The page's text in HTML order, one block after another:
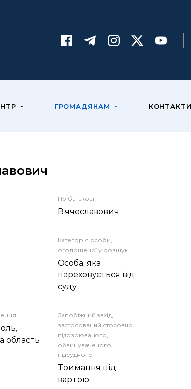
ГРОМАДЯНАМ КОНТАКТИ
По батькові
В'ячеславович
Категорія особи,
оголошеної у розшук
Особа, яка
переховується від
суду
область
Запобіжний захід,
застосований стосовно
підозрюваного,
обвинуваченого,
підсудного
Тримання під
вартою